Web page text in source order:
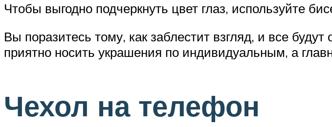
Чтобы выгодно подчеркнуть цвет глаз, используйте
Вы поразитесь тому, как заблестит взгляд, и все
приятно носить украшения по индивидуальным, а
Чехол на телефон